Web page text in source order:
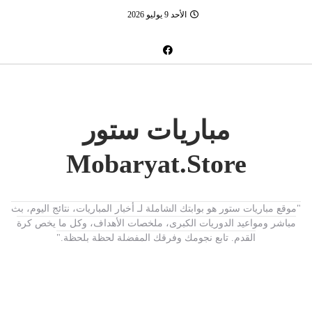
الأحد 9 يوليو 2026
مباريات ستور
Mobaryat.Store
"موقع مباريات ستور هو بوابتك الشاملة لـ أخبار المباريات، نتائج اليوم، بث
مباشر ومواعيد الدوريات الكبرى، ملخصات الأهداف، وكل ما يخص كرة
القدم. تابع نجومك وفرقك المفضلة لحظة بلحظة."